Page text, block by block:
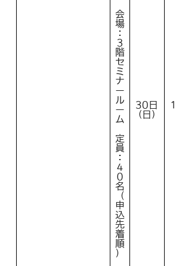
会
場
：
３
階
セ
ミ
ナ
ー
ル
ー
ム
定
員
：
４
０
名
（
申
込
先
着
順
）
30日
(日)